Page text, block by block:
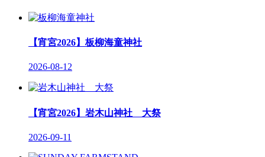
【宵宮2026】板柳海童神社
2026-08-12
【宵宮2026】岩木山神社 大祭
2026-09-11